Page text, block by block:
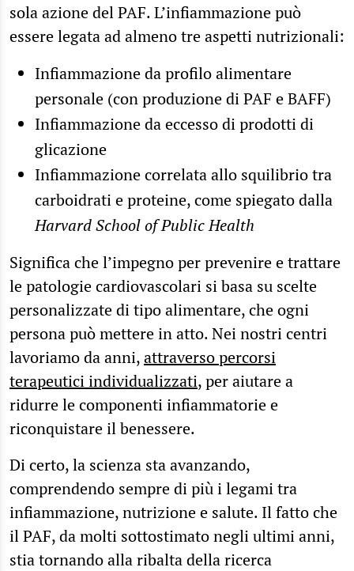
sola azione del PAF. L’infiammazione può
essere legata ad almeno tre aspetti nutrizionali:
Infiammazioneda profilo alimentare
personale (con produzione di PAF e BAFF)
Infiammazioneda eccesso di prodotti di
glicazione
Infiammazione correlata allo squilibrio tra
carboidrati e proteine, come spiegato dalla
Harvard School of Public Health
Significa che l’impegno per prevenire e trattare
le patologie cardiovascolari si basa su scelte
personalizzate di tipo alimentare, che ogni
persona può mettere in atto. Nei nostri centri
lavoriamo da anni,attraverso percorsi
terapeutici individualizzati, per aiutare a
ridurre le componenti infiammatorie e
riconquistare il benessere.
Di certo, la scienza sta avanzando,
comprendendo sempre di più i legami tra
infiammazione, nutrizione e salute. Il fatto che
il PAF, da molti sottostimato negli ultimi anni,
stia tornando alla ribalta della ricerca